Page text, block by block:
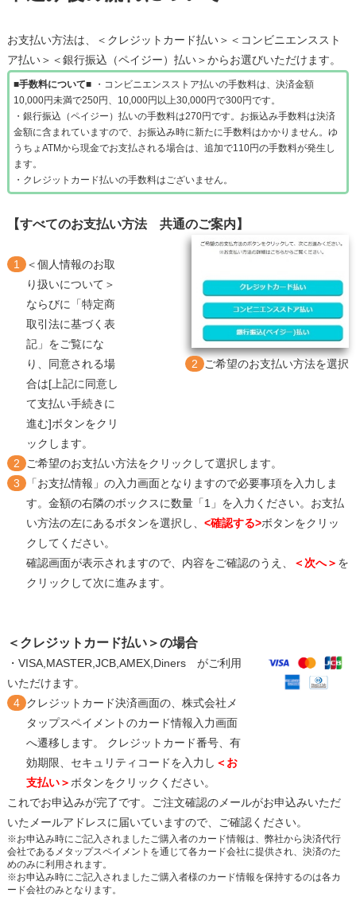
お支払い方法は、＜クレジットカード払い＞＜コンビニエンススト
ア払い＞＜銀行振込（ペイジー）払い＞からお選びいただけます。
■手数料について■
・コンビニエンスストア払いの手数料は、決済金額
10,000円未満で250円、10,000円以上30,000円で300円です。
・銀行振込（ペイジー）払いの手数料は270円です。お振込み手数料は決済
金額に含まれていますので、お振込み時に新たに手数料はかかりません。ゆ
うちょATMから現金でお支払される場合は、追加で110円の手数料が発生し
ます。
・クレジットカード払いの手数料はございません。
【すべてのお支払い方法 共通のご案内】
2 ご希望のお支払い方法を選択
1
＜個人情報のお取
り扱いについて＞
ならびに「特定商
取引法に基づく表
記」をご覧にな
り、同意される場
合は[上記に同意し
て支払い手続きに
進む]ボタンをクリ
ックします。
2 ご希望のお支払い方法をクリックして選択します。
3 「お支払情報」の入力画面となりますので必要事項を入力しま
す。金額の右隣のボックスに数量「1」を入力ください。お支払
い方法の左にあるボタンを選択し、 <確認する>ボタンをクリッ
クしてください。
確認画面が表示されますので、内容をご確認のうえ、
＜次へ＞ を
クリックして次に進みます。
＜クレジットカード払い＞の場合
・VISA,MASTER,JCB,AMEX,Diners がご利用
いただけます。
4 クレジットカード決済画面の、株式会社メ
タップスペイメントのカード情報入力画面
へ遷移します。 クレジットカード番号、有
効期限、セキュリティコードを入力し ＜お
支払い＞ ボタンをクリックください。
これでお申込みが完了です。ご注文確認のメールがお申込みいただ
いたメールアドレスに届いていますので、ご確認ください。
※お申込み時にご記入されましたご購入者のカード情報は、弊社から決済代行
会社であるメタップスペイメントを通じて各カード会社に提供され、決済のた
めのみに利用されます。
※お申込み時にご記入されましたご購入者様のカード情報を保持するのは各カ
ード会社のみとなります。